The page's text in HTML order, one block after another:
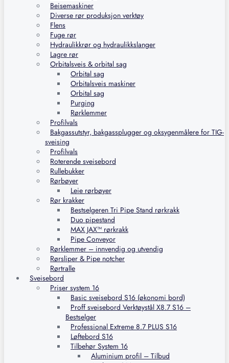
Beisemaskiner
Diverse rør produksjon verktøy
Flens
Fuge rør
Hydraulikkrør og hydraulikkslanger
Lagre rør
Orbitalsveis & orbital sag
Orbital sag
Orbitalsveis maskiner
Orbital sag
Purging
Rørklemmer
Profilvals
Bakgassutstyr, bakgassplugger og oksygenmålere for TIG-
sveising
Profilvals
Roterende sveisebord
Rullebukker
Rørbøyer
Leie rørbøyer
Rør krakker
Bestselgeren Tri Pipe Stand rørkrakk
Duo pipestand
MAX JAX™ rørkrakk
Pipe Conveyor
Rørklemmer – innvendig og utvendig
Rørsliper & Pipe notcher
Rørtralle
Sveisebord
Priser system 16
Basic sveisebord S16 (økonomi bord)
Proff sveisebord Verktøystål X8.7 S16 –
Bestselger
Professional Extreme 8.7 PLUS S16
Løftebord S16
Tilbehør System 16
Aluminium profil – Tilbud